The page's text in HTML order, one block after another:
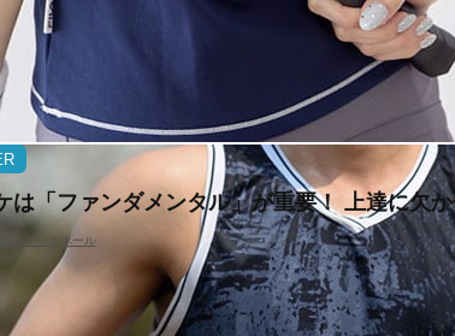
は「ファンダメンタル」が重要！ 上達に欠
スケットボール